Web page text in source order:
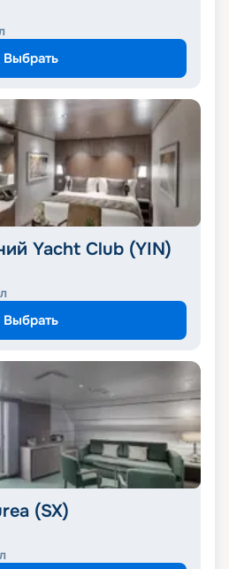
Выбрать
Yacht Club (YIN)
Выбрать
(SX)